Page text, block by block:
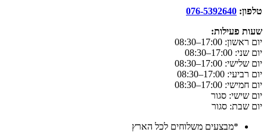
טלפון: 076-5392640
שעות פעילות:
יום ראשון: 17:00–08:30
יום שני: 17:00–08:30
יום שלישי: 17:00–08:30
יום רביעי: 17:00–08:30
יום חמישי: 17:00–08:30
יום שישי: סגור
יום שבת: סגור
*מבצעים משלוחים לכל הארץ